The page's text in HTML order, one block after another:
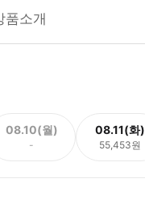
품소개
08.10(월)
-
08.11(화)
55,453원